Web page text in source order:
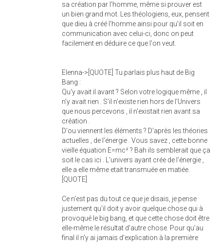
sa création par l'homme, même si prouver est
un bien grand mot. Les théologiens, eux, pensent
que dieu à créé l'homme ainsi pour qu'il soit en
communication avec celui-ci, donc on peut
facilement en déduire ce que l'on veut.
Elenna->[QUOTE] Tu parlais plus haut de Big
Bang :
Qu'y avait il avant ? Selon votre logique même , il
n'y avait rien . S'il n'existe rien hors de l'Univers
que nous percevons , il n'existait rien avant sa
création .
D'ou viennent les éléments ? D'après les théories
actuelles , de l'énergie . Vous savez , cette bonne
vieille équation E=mc² ? Bah ils semblerait que ça
soit le cas ici . L'univers ayant crée de l'énergie ,
elle a elle même etait transmuée en matiée.
[QUOTE]
Ce n'est pas du tout ce que je disais, je pense
justement qu'il doit y avoir quelque chose qui à
provoqué le big bang, et que cette chose doit être
elle-même le résultat d'autre chose. Pour qu'au
final il n'y ai jamais d'explication à la première